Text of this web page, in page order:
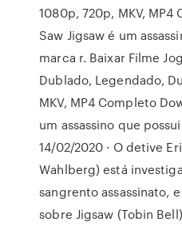
1080p, 720p, MKV,
Saw Jigsaw é um
marca r. Baixar Filme
Dublado, Legendado,
MKV, MP4 Completo
um assassino que
14/02/2020 · O detive
Wahlberg) está
sangrento assassinato,
sobre Jigsaw (Tobin